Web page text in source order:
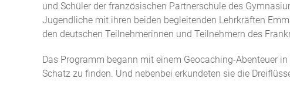
und Schüler der französischen Partnerschule des
Jugendliche mit ihren beiden begleitenden Lehrkräften
den deutschen Teilnehmerinnen und Teilnehmern des
Das Programm begann mit einem Geocaching-Abenteuer
Schatz zu finden. Und nebenbei erkundeten sie die